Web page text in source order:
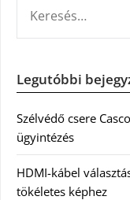
Legutóbbi
Szélvédő csere
ügyintézés
HDMI-kábel
tökéletes képhez